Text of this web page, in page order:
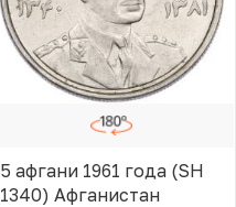
5 афгани 1961 года (SH
1340) Афганистан